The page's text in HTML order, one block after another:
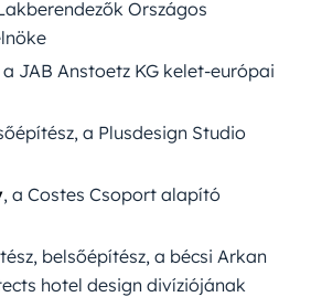
Országos
a JAB Anstoetz KG kelet-európai
a Plusdesign Studio
, a Costes Csoport alapító
belsőépítész, a bécsi Arkan
hotel design divíziójának